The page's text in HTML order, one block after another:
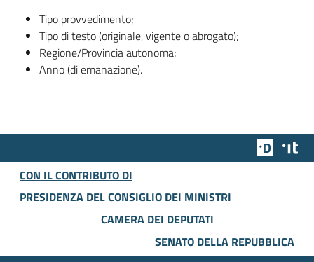
Tipo provvedimento;
Tipo di testo (originale, vigente o abrogato);
Regione/Provincia autonoma;
Anno (di emanazione).
Team
CON IL CONTRIBUTO DI
PRESIDENZA DEL CONSIGLIO DEI MINISTRI
CAMERA DEI DEPUTATI
SENATO DELLA REPUBBLICA